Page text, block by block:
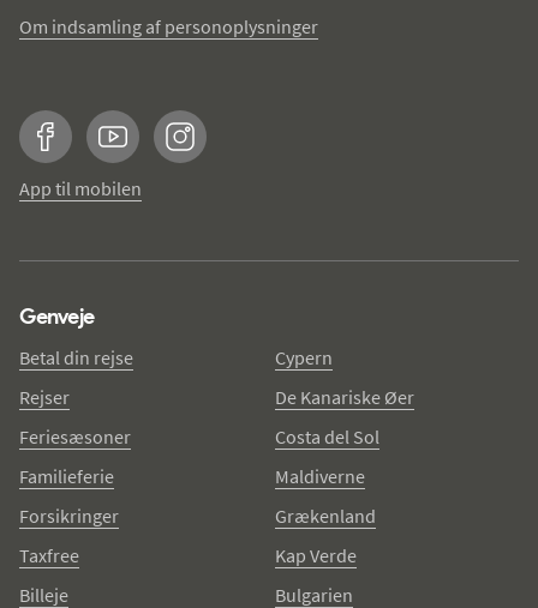
Om indsamling af personoplysninger
FacebookYouTubeInstagram
App til mobilen
Genveje
Betal din rejse
Rejser
Feriesæsoner
Familieferie
Forsikringer
Taxfree
Billeje
Cypern
De Kanariske Øer
Costa del Sol
Maldiverne
Grækenland
Kap Verde
Bulgarien